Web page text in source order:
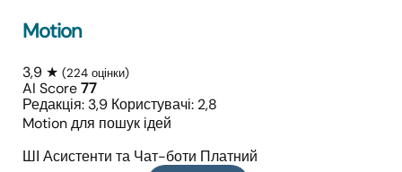
Motion
3,9 ★ (224 оцінки)
AI Score77
Редакція: 3,9 Користувачі: 2,8
Motion для пошук ідей
ШІ Асистенти та Чат-боти Платний